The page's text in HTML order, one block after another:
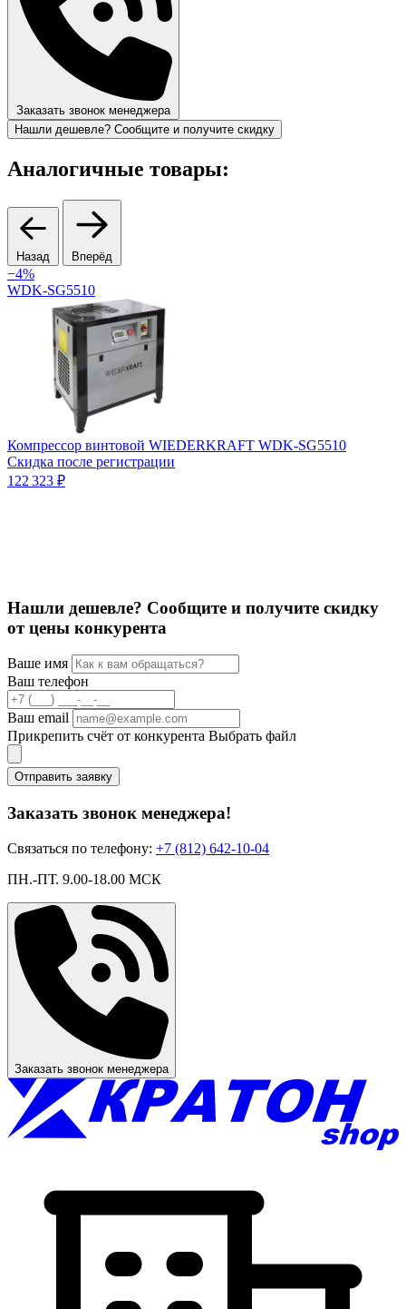
Заказать звонок менеджера
Нашли дешевле? Сообщите и получите скидку
Аналогичные товары:
Назад Вперёд
−4%
WDK-SG5510
Компрессор винтовой WIEDERKRAFT WDK-SG5510
Скидка после регистрации
122 323 ₽
Нашли дешевле? Сообщите и получите скидку
от цены конкурента
Ваше имя
Ваш телефон
Ваш email
Прикрепить счёт от конкурента Выбрать файл
Отправить заявку
Заказать звонок менеджера!
Связаться по телефону: +7 (812) 642-10-04
ПН.-ПТ. 9.00-18.00 МСК
Заказать звонок менеджера